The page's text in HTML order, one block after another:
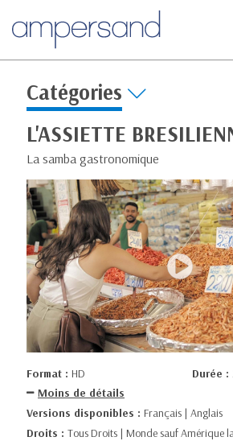
Catégories
L'ASSIETTE
La samba gastronomique
Format : HD Durée :
Moins de détails
Versions disponibles : Français | Anglais
Droits : Tous Droits | Monde sauf Amérique